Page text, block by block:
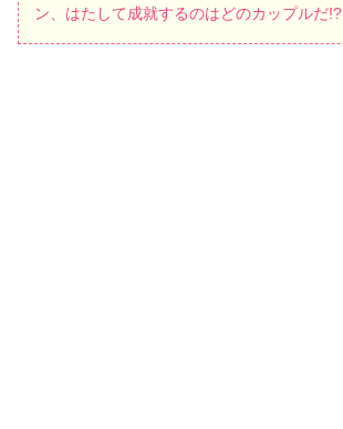
ン、はたして成就するのはどのカップルだ!?